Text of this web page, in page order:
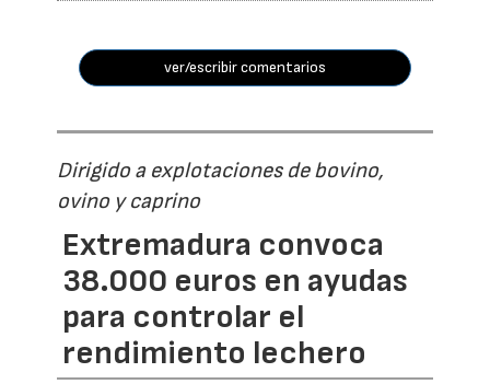
ver/escribir comentarios
Dirigido a explotaciones de bovino,
ovino y caprino
Extremadura convoca
38.000 euros en ayudas
para controlar el
rendimiento lechero